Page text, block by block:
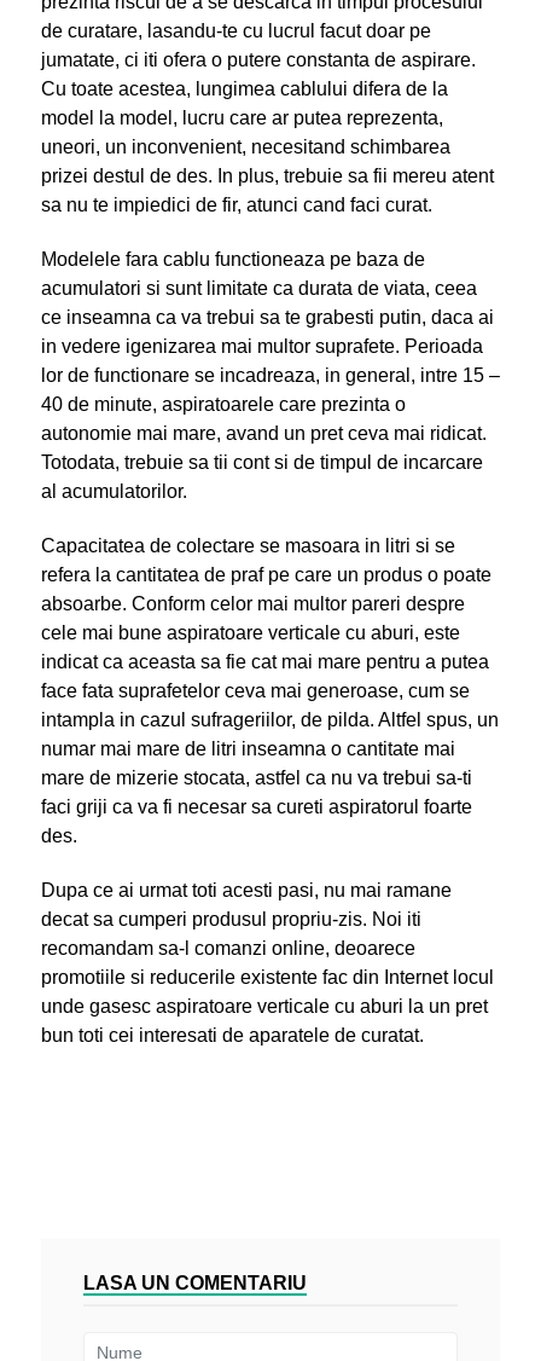
de curatare, lasandu-te cu lucrul facut doar pe
jumatate, ci iti ofera o putere constanta de aspirare.
Cu toate acestea, lungimea cablului difera de la
model la model, lucru care ar putea reprezenta,
uneori, un inconvenient, necesitand schimbarea
prizei destul de des. In plus, trebuie sa fii mereu atent
sa nu te impiedici de fir, atunci cand faci curat.
Modelele fara cablu functioneaza pe baza de
acumulatori si sunt limitate ca durata de viata, ceea
ce inseamna ca va trebui sa te grabesti putin, daca ai
in vedere igenizarea mai multor suprafete. Perioada
lor de functionare se incadreaza, in general, intre 15 –
40 de minute, aspiratoarele care prezinta o
autonomie mai mare, avand un pret ceva mai ridicat.
Totodata, trebuie sa tii cont si de timpul de incarcare
al acumulatorilor.
Capacitatea de colectare se masoara in litri si se
refera la cantitatea de praf pe care un produs o poate
absoarbe. Conform celor mai multor pareri despre
cele mai bune aspiratoare verticale cu aburi, este
indicat ca aceasta sa fie cat mai mare pentru a putea
face fata suprafetelor ceva mai generoase, cum se
intampla in cazul sufrageriilor, de pilda. Altfel spus, un
numar mai mare de litri inseamna o cantitate mai
mare de mizerie stocata, astfel ca nu va trebui sa-ti
faci griji ca va fi necesar sa cureti aspiratorul foarte
des.
Dupa ce ai urmat toti acesti pasi, nu mai ramane
decat sa cumperi produsul propriu-zis. Noi iti
recomandam sa-l comanzi online, deoarece
promotiile si reducerile existente fac din Internet locul
unde gasesc aspiratoare verticale cu aburi la un pret
bun toti cei interesati de aparatele de curatat.
LASA UN COMENTARIU